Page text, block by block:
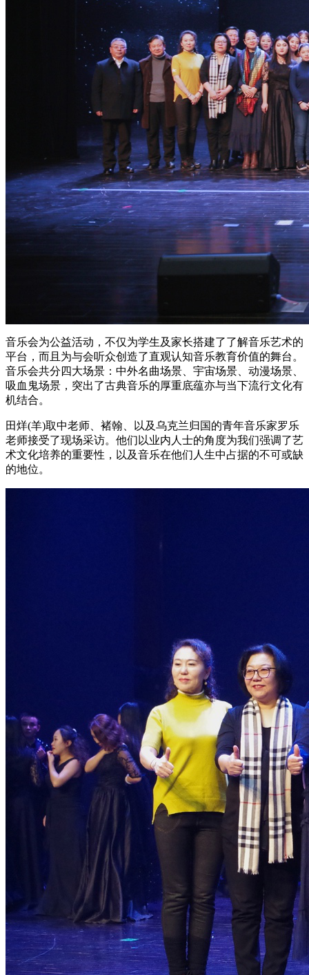
音乐会为公益活动，不仅为学生及家长搭建了了解音乐艺术的
平台，而且为与会听众创造了直观认知音乐教育价值的舞台。
音乐会共分四大场景：中外名曲场景、宇宙场景、动漫场景、
吸血鬼场景，突出了古典音乐的厚重底蕴亦与当下流行文化有
机结合。
田烊(羊)取中老师、褚翰、以及乌克兰归国的青年音乐家罗乐
老师接受了现场采访。他们以业内人士的角度为我们强调了艺
术文化培养的重要性，以及音乐在他们人生中占据的不可或缺
的地位。